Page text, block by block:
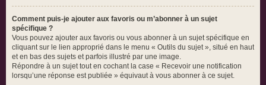
Comment puis-je ajouter aux favoris ou m’abonner à un sujet
spécifique ?
Vous pouvez ajouter aux favoris ou vous abonner à un sujet spécifique en
cliquant sur le lien approprié dans le menu « Outils du sujet », situé en haut
et en bas des sujets et parfois illustré par une image.
Répondre à un sujet tout en cochant la case « Recevoir une notification
lorsqu’une réponse est publiée » équivaut à vous abonner à ce sujet.